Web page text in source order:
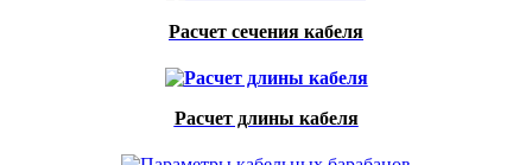
Расчет сечения кабеля
Расчет длины кабеля